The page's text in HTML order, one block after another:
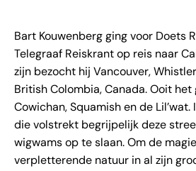
Bart Kouwenberg ging voor Doets
Telegraaf Reiskrantop reis naar
zijn bezocht hij Vancouver,
British Colombia, Canada. Ooit
Cowichan, Squamish en de
die volstrekt begrijpelijk deze
wigwams op te slaan. Om de
verpletterende natuur in al zijn